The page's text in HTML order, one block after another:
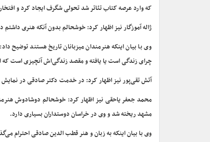
که وارد عرصه کتاب تئاتر شد تحولی شگرف ایجاد کرد و
ژاله آموزگار نیز اظهار کرد: خوشحالم بدون آنکه هنری
وی با بیان اینکه هنرمندان میزبانان تاریخ هستند
چرای زندگی است یا یافته و مقصد زندگی‌اش آنچیزی است که
آتش تقی‌پور نیز اظهار کرد: در خدمت دکتر صادقی در نمایش
مشهد ریخته شد و وی در خراسان دوستداران بسیاری دارد.
وی با بیان اینکه به زبان و هنر قطب الدین صادقی احترام